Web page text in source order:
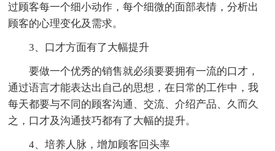
过顾客每一个细小动作，每个细微的面部表情，分析出
顾客的心理变化及需求。
3、口才方面有了大幅提升
要做一个优秀的销售就必须要要拥有一流的口才，
通过语言才能表达出自己的思想，在日常的工作中，我
每天都要与不同的顾客沟通、交流、介绍产品、久而久
之，口才及沟通技巧都有了大幅的提升。
4、培养人脉，增加顾客回头率